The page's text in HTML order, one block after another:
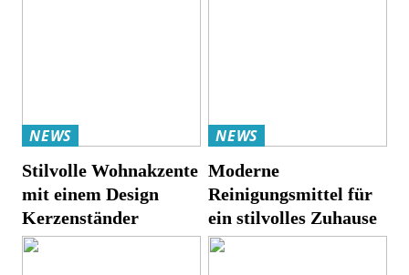
NEWS
Stilvolle Wohnakzente
mit einem Design
Kerzenständer
NEWS
Moderne
Reinigungsmittel für
ein stilvolles Zuhause